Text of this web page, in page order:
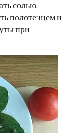
солью,
полотенцем и
при